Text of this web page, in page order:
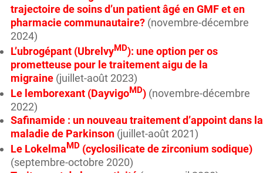
trajectoire de soins d’un patient âgé en GMF et en
pharmacie communautaire? (novembre-décembre
2024)
L’ubrogépant (UbrelvyMD): une option per os
prometteuse pour le traitement aigu de la
migraine (juillet-août 2023)
Le lemborexant (DayvigoMD) (novembre-décembre
2022)
Safinamide : un nouveau traitement d’appoint dans la
maladie de Parkinson (juillet-août 2021)
Le LokelmaMD (cyclosilicate de zirconium sodique)
(septembre-octobre 2020)